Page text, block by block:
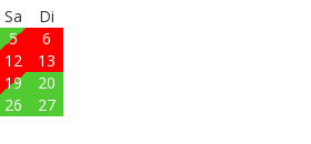
Sa
Di
5
6
12
13
19
20
26
27